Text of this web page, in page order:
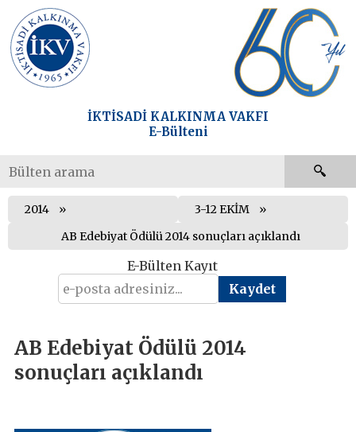
İKTİSADİ KALKINMA VAKFI
E-Bülteni
2014
3-12 EKİM
AB Edebiyat Ödülü 2014 sonuçları açıklandı
E-Bülten Kayıt
AB Edebiyat Ödülü 2014
sonuçları açıklandı